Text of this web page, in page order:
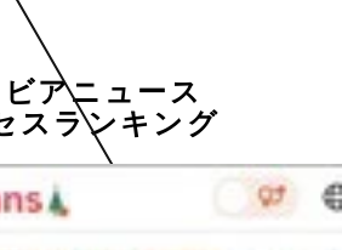
アニュース
スランキング